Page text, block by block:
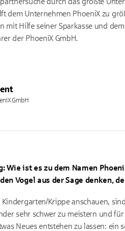
dem Unternehmen PhoeniX zu
mit Hilfe seiner Sparkasse und
der PhoeniX GmbH.
GmbH
Wie ist es zu dem Namen
Vogel aus der Sage denken,
Krippe anschauen,
sehr schwer zu meistern und
Neues entstehen zu lassen: